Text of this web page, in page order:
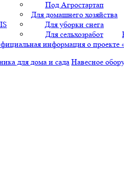
Под Агростартап
Для домашнего хозяйства
Для уборки снега
Для сельхозработ
информация о проекте
для дома и сада Навесное